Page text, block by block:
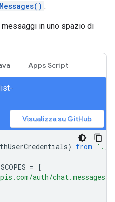
.
in uno spazio di
Apps Script
Visualizza su GitHub
} from './
= [
auth/